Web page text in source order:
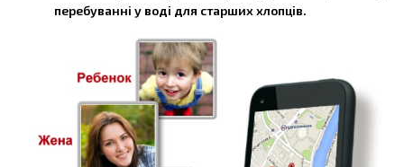
перебуванні у воді для старших хлопців.